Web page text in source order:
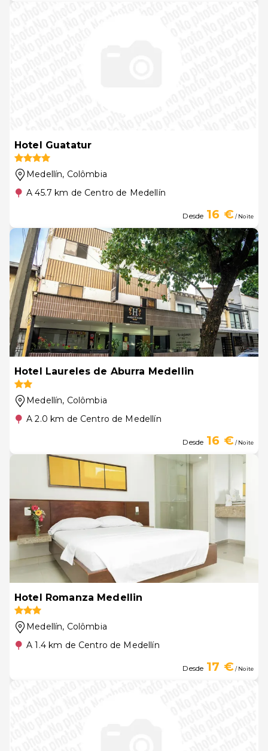
Hotel Guatatur
Medellín, Colômbia
A 45.7 km de Centro de Medellín
Desde 16 €/ Noite
Hotel Laureles de Aburra Medellin
Medellín, Colômbia
A 2.0 km de Centro de Medellín
Desde 16 €/ Noite
Hotel Romanza Medellin
Medellín, Colômbia
A 1.4 km de Centro de Medellín
Desde 17 €/ Noite